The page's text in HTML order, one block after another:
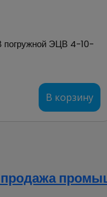
ЭЦВ 4-10-
В корзину